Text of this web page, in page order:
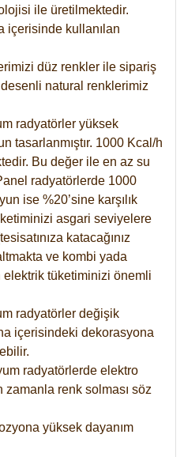
ile üretilmektedir.
içerisinde kullanılan
düz renkler ile sipariş
natural renklerimiz
radyatörler yüksek
tasarlanmıştır. 1000 Kcal/h
Bu değer ile en az su
radyatörlerde 1000
ise %20’sine karşılık
asgari seviyelere
katacağınız
ve kombi yada
elektrik tüketiminizi önemli
radyatörler değişik
içerisindeki dekorasyona
radyatörlerde elektro
zamanla renk solması söz
yüksek dayanım